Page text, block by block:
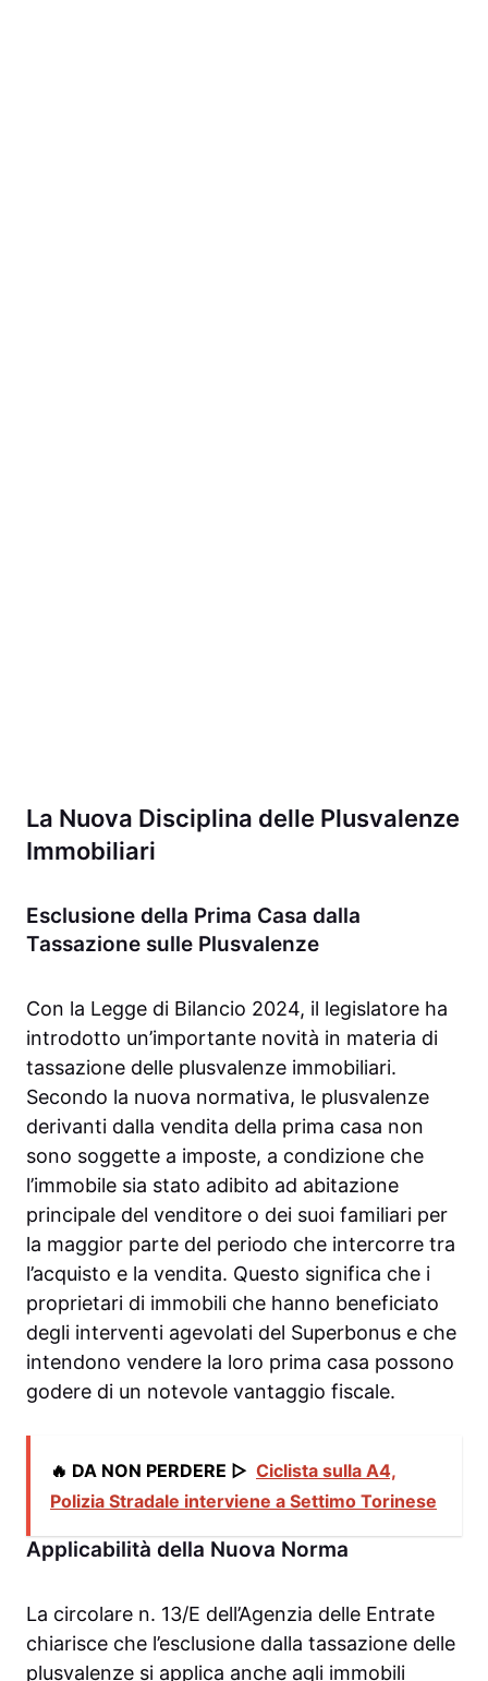
La Nuova Disciplina delle Plusvalenze
Immobiliari
Esclusione della Prima Casa dalla
Tassazione sulle Plusvalenze
Con la Legge di Bilancio 2024, il legislatore ha
introdotto un’importante novità in materia di
tassazione delle plusvalenze immobiliari.
Secondo la nuova normativa, le plusvalenze
derivanti dalla vendita della prima casa non
sono soggette a imposte, a condizione che
l’immobile sia stato adibito ad abitazione
principale del venditore o dei suoi familiari per
la maggior parte del periodo che intercorre tra
l’acquisto e la vendita. Questo significa che i
proprietari di immobili che hanno beneficiato
degli interventi agevolati del Superbonus e che
intendono vendere la loro prima casa possono
godere di un notevole vantaggio fiscale.
🔥 DA NON PERDERE ▷ Ciclista sulla A4,
Polizia Stradale interviene a Settimo Torinese
Applicabilità della Nuova Norma
La circolare n. 13/E dell’Agenzia delle Entrate
chiarisce che l’esclusione dalla tassazione delle
plusvalenze si applica anche agli immobili